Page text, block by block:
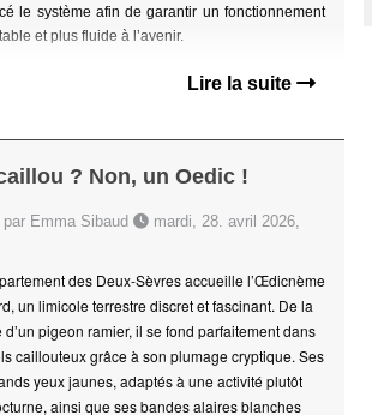
le système afin de garantir un fonctionnement
et plus fluide à l’avenir.
Lire la suite
? Non, un Oedic !
par Emma Sibaud
mardi, 28. avril 2026,
des Deux-Sèvres accueille l’Œdicnème
un limicole terrestre discret et fascinant. De la
d’un pigeon ramier, il se fond parfaitement dans
caillouteux grâce à son plumage cryptique. Ses
yeux jaunes, adaptés à une activité plutôt
ainsi que ses bandes alaires blanches